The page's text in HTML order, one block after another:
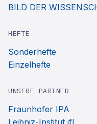
BILD DER
HEFTE
Sonderhefte
Einzelhefte
UNSERE PARTNER
Fraunhofer IPA
Leibniz-Institut ifl